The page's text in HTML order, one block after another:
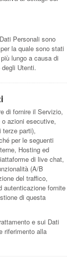
Personali sono
la quale sono stati
lungo a causa di
Utenti.
di fornire il Servizio,
azioni esecutive,
terze parti),
per le seguenti
Hosting ed
di live chat,
(A/B
del traffico,
autenticazione fornite
di questa
e sui Dati
riferimento alla